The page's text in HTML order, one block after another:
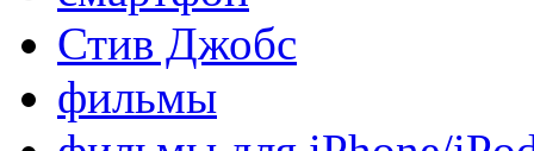
Стив Джобс
фильмы